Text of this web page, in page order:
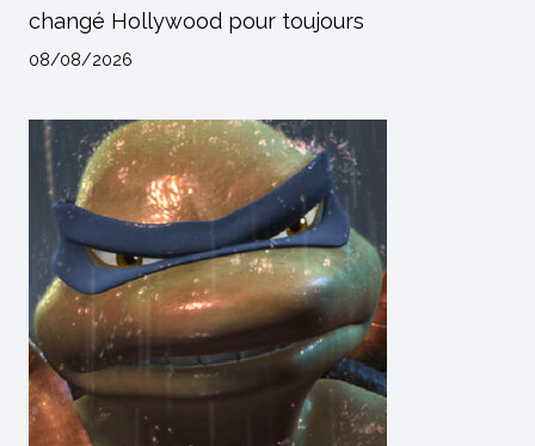
changé Hollywood pour toujours
08/08/2026